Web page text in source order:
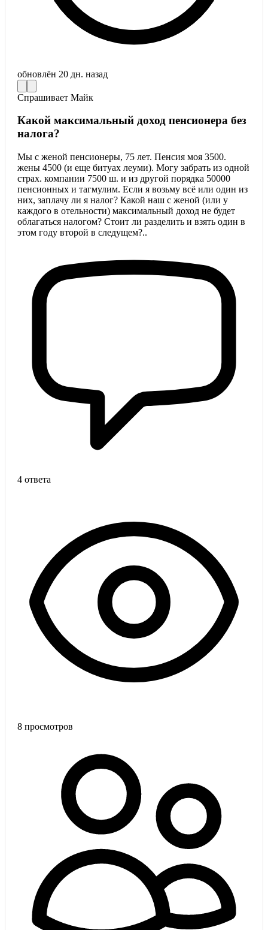
обновлён 20 дн. назад
Спрашивает Майк
Какой максимальный доход пенсионера без
налога?
Мы с женой пенсионеры, 75 лет. Пенсия моя 3500.
жены 4500 (и еще битуах леуми). Могу забрать из одной
страх. компании 7500 ш. и из другой порядка 50000
пенсионных и тагмулим. Если я возьму всё или один из
них, заплачу ли я налог? Какой наш с женой (или у
каждого в отельности) максимальный доход не будет
облагаться налогом? Стоит ли разделить и взять один в
этом году второй в следущем?..
4 ответа
8 просмотров